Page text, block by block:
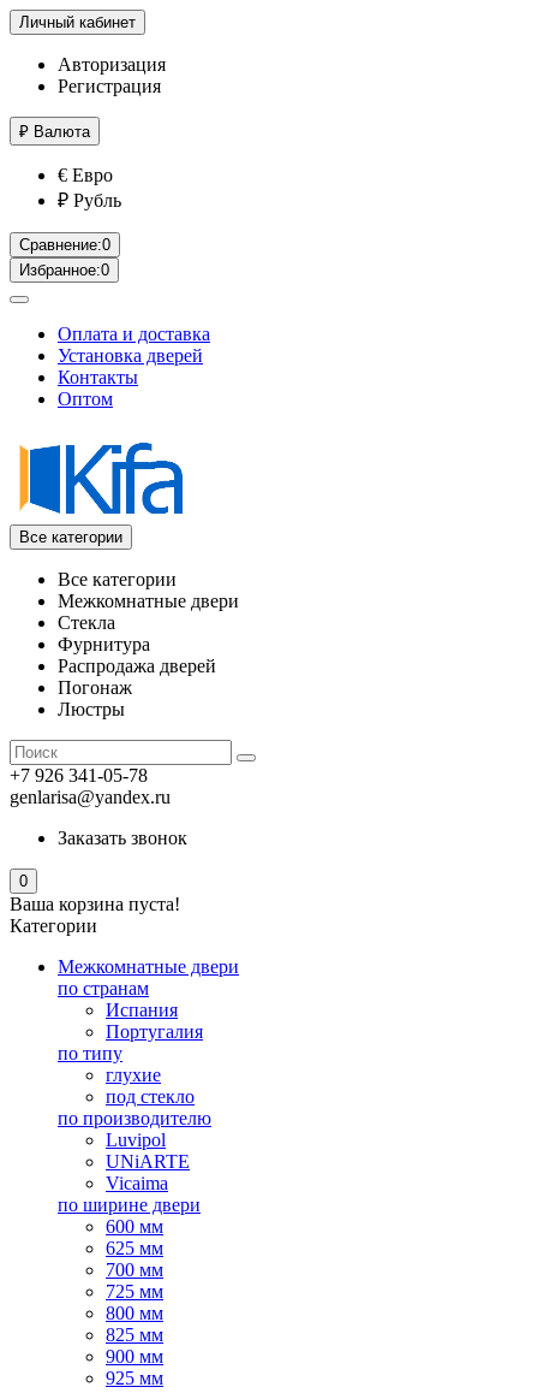
Личный кабинет
Авторизация
Регистрация
₽ Валюта
€ Евро
₽ Рубль
Сравнение:0
Избранное:0
Оплата и доставка
Установка дверей
Контакты
Оптом
Все категории
Все категории
Межкомнатные двери
Стекла
Фурнитура
Распродажа дверей
Погонаж
Люстры
+7 926 341-05-78
genlarisa@yandex.ru
Заказать звонок
0
Ваша корзина пуста!
Категории
Межкомнатные двери
по странам
Испания
Португалия
по типу
глухие
под стекло
по производителю
Luvipol
UNiARTE
Vicaima
по ширине двери
600 мм
625 мм
700 мм
725 мм
800 мм
825 мм
900 мм
925 мм